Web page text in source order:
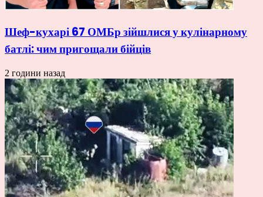
Шеф-кухарі 67 ОМБр зійшлися у кулінарному
батлі: чим пригощали бійців
2 години назад